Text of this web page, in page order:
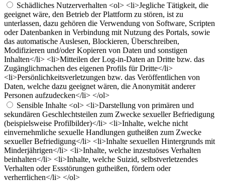
Schädliches Nutzerverhalten <ol> <li>Jegliche Tätigkeit, die
geeignet wäre, den Betrieb der Plattform zu stören, ist zu
unterlassen, dazu gehören die Verwendung von Software, Scripten
oder Datenbanken in Verbindung mit Nutzung des Portals, sowie
das automatische Auslesen, Blockieren, Überschreiben,
Modifizieren und/oder Kopieren von Daten und sonstigen
Inhalten</li> <li>Mitteilen der Log-in-Daten an Dritte bzw. das
Zugänglichmachen des eigenen Profils für Dritte</li>
<li>Persönlichkeitsverletzungen bzw. das Veröffentlichen von
Daten, welche dazu geeignet wären, die Anonymität anderer
Personen aufzudecken</li> </ol>
Sensible Inhalte <ol> <li>Darstellung von primären und
sekundären Geschlechtsteilen zum Zwecke sexueller Befriedigung
(beispielsweise Profilbilder)</li> <li>Inhalte, welche nicht
einvernehmliche sexuelle Handlungen gutheißen zum Zwecke
sexueller Befriedigung</li> <li>Inhalte sexuellen Hintergrunds mit
Minderjährigen</li> <li>Inhalte, welche inzestuöses Verhalten
beinhalten</li> <li>Inhalte, welche Suizid, selbstverletzendes
Verhalten oder Essstörungen gutheißen, fördern oder
verherrlichen</li> </ol>